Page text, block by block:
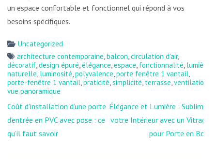
un espace confortable et fonctionnel qui répond à vos
besoins spécifiques.
Uncategorized
architecture contemporaine,balcon,circulation d'air,
décoratif,design épuré,élégance,espace, fonctionnalité, lumière
naturelle, luminosité,polyvalence,porte fenêtre 1 vantail,
porte-fenêtre 1 vantail,praticité,simplicité, terrasse,ventilation
vue panoramique
Navigation
de
l’article
Coût d’installation d’une porte
d’entrée en PVC avec pose : ce
qu’il faut savoir
Élégance et Lumière : Sublimer
votre Intérieur avec un Vitrage
pour Porte en Bois